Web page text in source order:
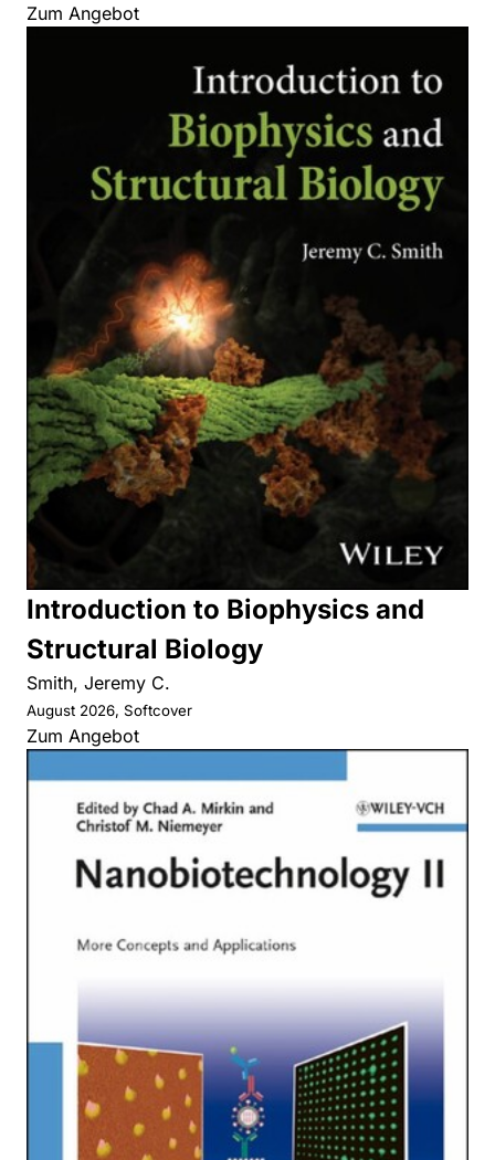
Zum Angebot
Introduction to Biophysics and
Structural Biology
Smith, Jeremy C.
August 2026, Softcover
Zum Angebot